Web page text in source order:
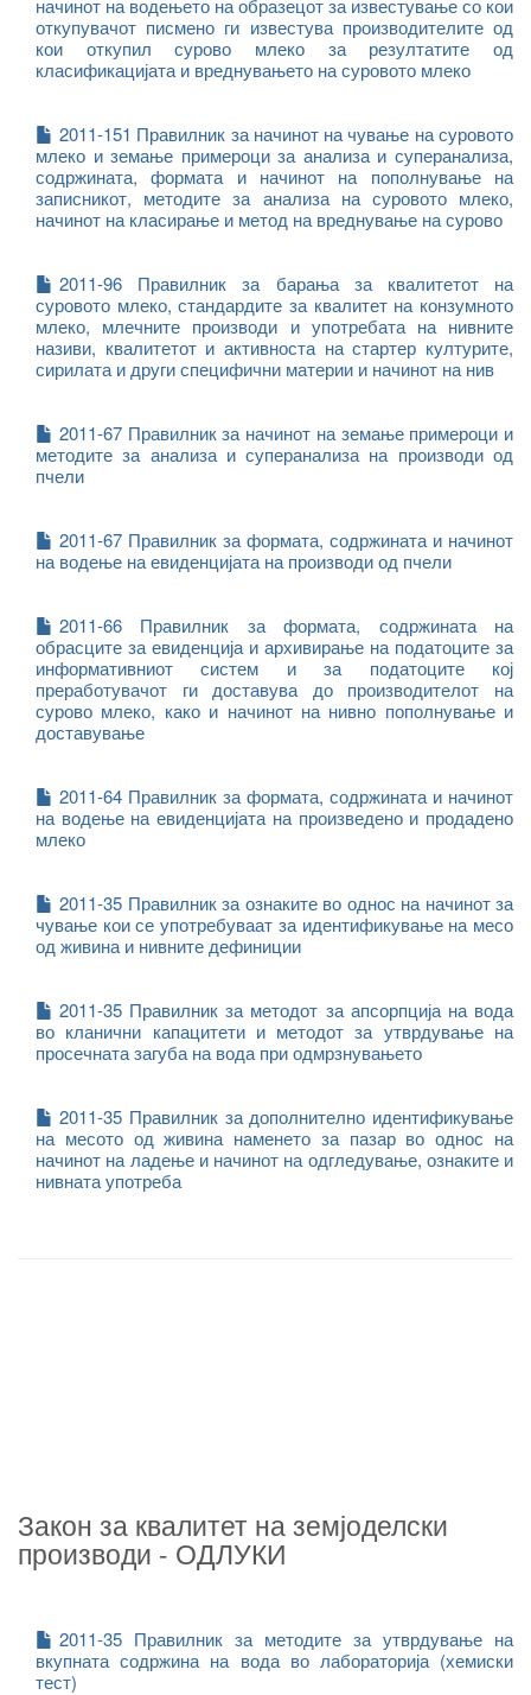
откупувачот писмено ги известува производителите од
кои откупил сурово млеко за резултатите од
класификацијата и вреднувањето на суровото млеко
2011-151 Правилник за начинот на чување на суровото
млеко и земање примероци за анализа и суперанализа,
содржината, формата и начинот на пополнување на
записникот, методите за анализа на суровото млеко,
начинот на класирање и метод на вреднување на сурово
2011-96 Правилник за барања за квалитетот на
суровото млеко, стандардите за квалитет на конзумното
млеко, млечните производи и употребата на нивните
називи, квалитетот и активноста на стартер културите,
сирилата и други специфични материи и начинот на нив
2011-67 Правилник за начинот на земање примероци и
методите за анализа и суперанализа на производи од
пчели
2011-67 Правилник за формата, содржината и начинот
на водење на евиденцијата на производи од пчели
2011-66 Правилник за формата, содржината на
обрасците за евиденција и архивирање на податоците за
информативниот систем и за податоците кој
преработувачот ги доставува до производителот на
сурово млеко, како и начинот на нивно пополнување и
доставување
2011-64 Правилник за формата, содржината и начинот
на водење на евиденцијата на произведено и продадено
млеко
2011-35 Правилник за ознаките во однос на начинот за
чување кои се употребуваат за идентификување на месо
од живина и нивните дефиниции
2011-35 Правилник за методот за апсорпција на вода
во кланични капацитети и методот за утврдување на
просечната загуба на вода при одмрзнувањето
2011-35 Правилник за дополнително идентификување
на месото од живина наменето за пазар во однос на
начинот на ладење и начинот на одгледување, ознаките и
нивната употреба
Закон за квалитет на земјоделски
производи - ОДЛУКИ
2011-35 Правилник за методите за утврдување на
вкупната содржина на вода во лабораторија (хемиски
тест)